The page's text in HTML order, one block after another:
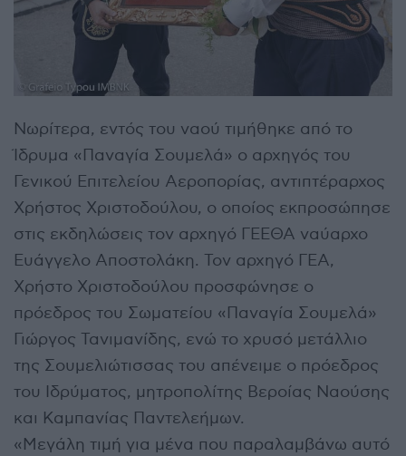
Νωρίτερα, εντός του ναού τιμήθηκε από το
Ίδρυμα «Παναγία Σουμελά» ο αρχηγός του
Γενικού Επιτελείου Αεροπορίας, αντιπτέραρχος
Χρήστος Χριστοδούλου, ο οποίος εκπροσώπησε
στις εκδηλώσεις τον αρχηγό ΓΕΕΘΑ ναύαρχο
Ευάγγελο Αποστολάκη. Τον αρχηγό ΓΕΑ,
Χρήστο Χριστοδούλου προσφώνησε ο
πρόεδρος του Σωματείου «Παναγία Σουμελά»
Γιώργος Τανιμανίδης, ενώ το χρυσό μετάλλιο
της Σουμελιώτισσας του απένειμε ο πρόεδρος
του Ιδρύματος, μητροπολίτης Βεροίας Ναούσης
και Καμπανίας Παντελεήμων.
«Μεγάλη τιμή για μένα που παραλαμβάνω αυτό